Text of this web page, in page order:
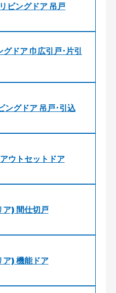
ビングドア 吊戸
ドア 巾広引戸･片引
グドア 吊戸･引込
ウトセットドア
) 間仕切戸
) 機能ドア